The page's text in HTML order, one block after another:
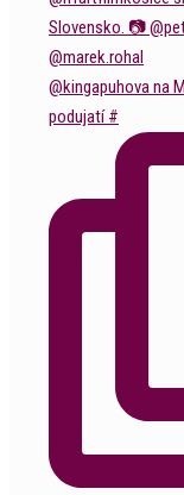
@kingapuhova na
podujatí #